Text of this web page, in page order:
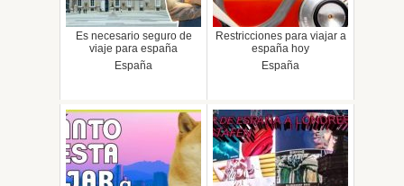
Es necesario seguro de
viaje para españa
España
Restricciones para viajar a
españa hoy
España